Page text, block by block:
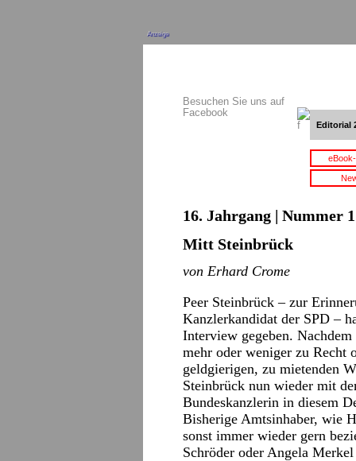
Anzeige
Besuchen Sie uns auf
Facebook
Editorial
16. Jahrgang | Nummer
Mitt Steinbrück
von Erhard Crome
Peer Steinbrück – zur
Kanzlerkandidat der SPD –
Interview gegeben.
mehr oder weniger zu Recht
geldgierigen, zu mietenden
Steinbrück nun wieder mit
Bundeskanzlerin in diesem
Bisherige Amtsinhaber, wie
sonst immer wieder gern
Schröder oder Angela